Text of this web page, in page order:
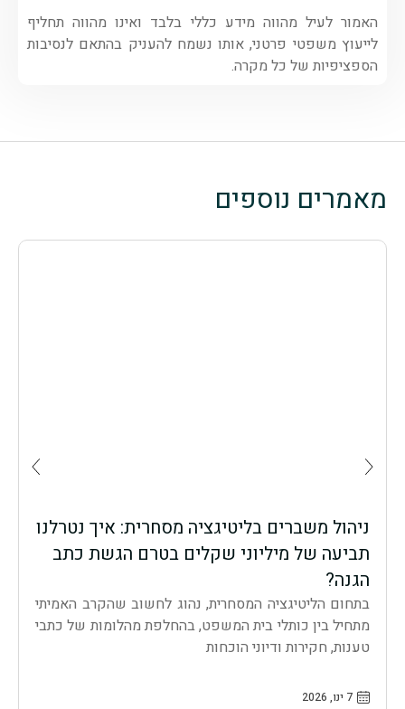
האמור לעיל מהווה מידע כללי בלבד ואינו מהווה תחליף
לייעוץ משפטי פרטני, אותו נשמח להעניק בהתאם לנסיבות
הספציפיות של כל מקרה.
מאמרים נוספים
ניהול משברים בליטיגציה מסחרית: איך נטרלנו
תביעה של מיליוני שקלים בטרם הגשת כתב
הגנה?
בתחום הליטיגציה המסחרית, נהוג לחשוב שהקרב האמיתי
מתחיל בין כותלי בית המשפט, בהחלפת מהלומות של כתבי
טענות, חקירות ודיוני הוכחות
7 ינו, 2026